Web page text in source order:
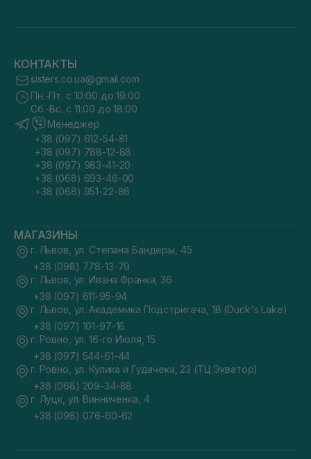
КОНТАКТЫ
sisters.co.ua@gmail.com
Пн.-Пт. с 10:00 до 19:00
Сб.-Вс. с 11:00 до 18:00
Менеджер
+38 (097) 612-54-81
+38 (097) 788-12-88
+38 (097) 983-41-20
+38 (068) 693-46-00
+38 (068) 951-22-86
МАГАЗИНЫ
г. Львов, ул. Степана Бандеры, 45
+38 (098) 778-13-79
г. Львов, ул. Ивана Франка, 36
+38 (097) 611-95-94
г. Львов, ул. Академика Подстригача, 1В (Duck's Lake)
+38 (097) 101-97-16
г. Ровно, ул. 16-го Июля, 15
+38 (097) 544-61-44
г. Ровно, ул. Кулика и Гудачека, 23 (ТЦ Экватор)
+38 (068) 209-34-88
г. Луцк, ул. Винниченка, 4
+38 (098) 076-60-62